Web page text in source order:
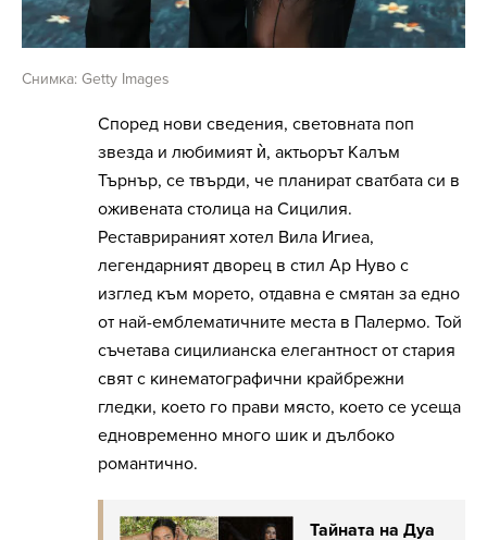
Снимка: Getty Images
Според нови сведения, световната поп
звезда и любимият ѝ, актьорът Калъм
Търнър, се твърди, че планират сватбата си в
оживената столица на Сицилия.
Реставрираният хотел Вила Игиеа,
легендарният дворец в стил Ар Нуво с
изглед към морето, отдавна е смятан за едно
от най-емблематичните места в Палермо. Той
съчетава сицилианска елегантност от стария
свят с кинематографични крайбрежни
гледки, което го прави място, което се усеща
едновременно много шик и дълбоко
романтично.
Тайната на Дуа